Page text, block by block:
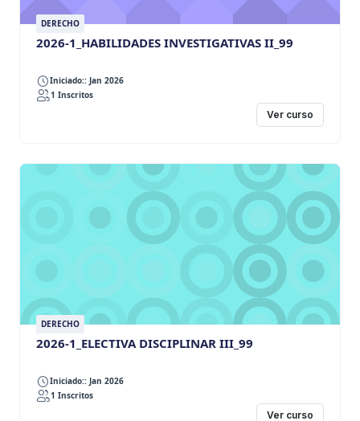
DERECHO
2026-1_HABILIDADES INVESTIGATIVAS II_99
Iniciado:: Jan 2026
1 Inscritos
Ver curso
DERECHO
2026-1_ELECTIVA DISCIPLINAR III_99
Iniciado:: Jan 2026
1 Inscritos
Ver curso